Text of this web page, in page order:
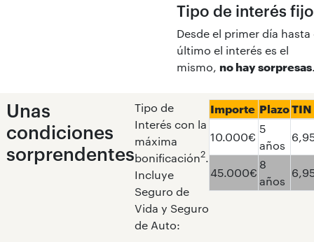
Tipo de interés fijo
Desde el primer día hasta
último el interés es el
mismo, no hay sorpresas
Unas
condiciones
sorprendentes
Tipo de
Interés con la
máxima
bonificación2.
Incluye
Seguro de
Vida y Seguro
de Auto:
Importe PlazoTIN
10.000€
5
años
45.000€
8
años